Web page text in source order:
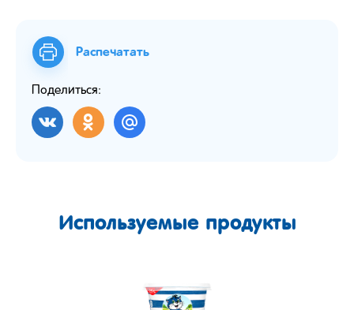
Распечатать
Поделиться:
Используемые продукты